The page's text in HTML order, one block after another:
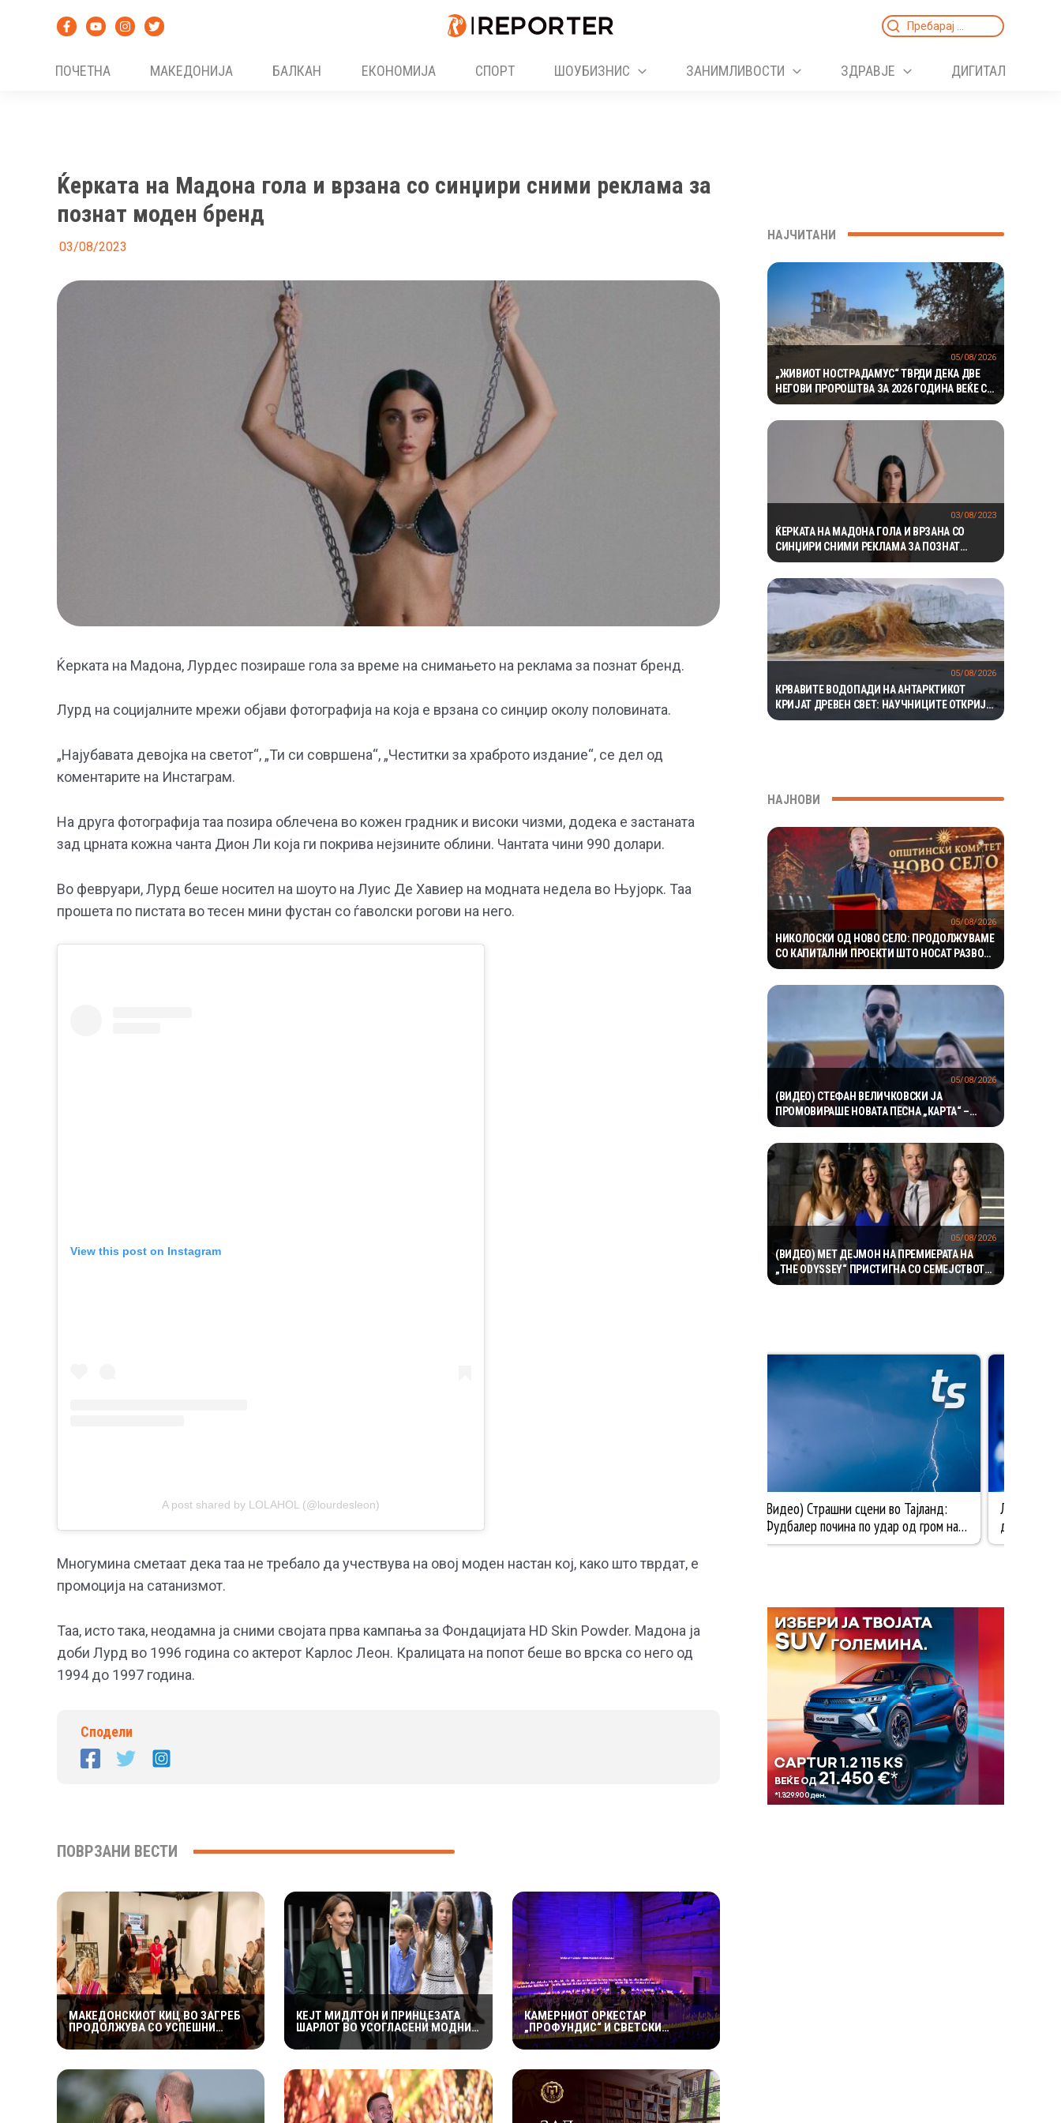
Search
ПОЧЕТНА
МАКЕДОНИЈА БАЛКАН ЕКОНОМИЈА СПОРТ ШОУБИЗНИС ЗАНИМЛИВОСТИ ЗДРАВЈЕ ДИГИТАЛ
Ќерката на Мадона гола и врзана со синџири сними реклама за
познат моден бренд
03/08/2023
Ќерката на Мадона, Лурдес позираше гола за време на снимањето на реклама за познат бренд.
Лурд на социјалните мрежи објави фотографија на која е врзана со синџир околу половината.
„Најубавата девојка на светот“, „Ти си совршена“, „Честитки за храброто издание“, се дел од
коментарите на Инстаграм.
На друга фотографија таа позира облечена во кожен градник и високи чизми, додека е застаната
зад црната кожна чанта Дион Ли која ги покрива нејзините облини. Чантата чини 990 долари.
Во февруари, Лурд беше носител на шоуто на Луис Де Хавиер на модната недела во Њујорк. Таа
прошета по пистата во тесен мини фустан со ѓаволски рогови на него.
View this post on Instagram
A post shared by LOLAHOL (@lourdesleon)
Многумина сметаат дека таа не требало да учествува на овој моден настан кој, како што тврдат, е
промоција на сатанизмот.
Таа, исто така, неодамна ја сними својата прва кампања за Фондацијата HD Skin Powder. Мадона ја
доби Лурд во 1996 година со актерот Карлос Леон. Кралицата на попот беше во врска со него од
1994 до 1997 година.
Сподели
ПОВРЗАНИ ВЕСТИ
МАКЕДОНСКИОТ КИЦ ВО ЗАГРЕБ
ПРОДОЛЖУВА СО УСПЕШНИ
КУЛТУРНИ НАСТАНИ – ГОЛЕМ
ИНТЕРЕС ЗА „ИСТОРИЈА НА
КЕЈТ МИДЛТОН И ПРИНЦЕЗАТА
ШАРЛОТ ВО УСОГЛАСЕНИ МОДНИ
КОМБИНАЦИИ НА ИГРИТЕ НА
КОМОНВЕЛТОТ – КРАЛСКОТО
ЦЕЛОТО ВНИМАНИЕ
КАМЕРНИОТ ОРКЕСТАР
„ПРОФУНДИС“ И СВЕТСКИ
ПОЗНАТИОТ ВИОЛИНИСТ СТЕФАН
МИЛЕНКОВИЌ СО СПЕКТАКУЛАРЕН
НАЈЧИТАНИ
„ЖИВИОТ НОСТРАДАМУС“ ТВРДИ ДЕКА ДВЕ
НЕГОВИ ПРОРОШТВА ЗА 2026 ГОДИНА ВЕЌЕ СЕ
ОСТВАРИЛЕ – СЕГА ПРЕДУПРЕДУВА НА ТРЕТО
05/08/2026
ЌЕРКАТА НА МАДОНА ГОЛА И ВРЗАНА СО
СИНЏИРИ СНИМИ РЕКЛАМА ЗА ПОЗНАТ
МОДЕН БРЕНД
03/08/2023
КРВАВИТЕ ВОДОПАДИ НА АНТАРКТИКОТ
КРИЈАТ ДРЕВЕН СВЕТ: НАУЧНИЦИТЕ ОТКРИЈА
ЕКОСИСТЕМ ИЗОЛИРАН ПОВЕЌЕ ОД 1,5
05/08/2026
НАЈНОВИ
НИКОЛОСКИ ОД НОВО СЕЛО: ПРОДОЛЖУВАМЕ
СО КАПИТАЛНИ ПРОЕКТИ ШТО НОСАТ РАЗВОЈ
И ПОКВАЛИТЕТЕН ЖИВОТ ЗА ГРАЃАНИТЕ
05/08/2026
(ВИДЕО) СТЕФАН ВЕЛИЧКОВСКИ ЈА
ПРОМОВИРАШЕ НОВАТА ПЕСНА „КАРТА“ –
СОВРЕМЕН ЗВУК, СИЛНА ЕМОЦИЈА И
ВПЕЧАТЛИВ ВИДЕОСПОТ
05/08/2026
(ВИДЕО) МЕТ ДЕЈМОН НА ПРЕМИЕРАТА НА
„THE ODYSSEY“ ПРИСТИГНА СО СЕМЕЈСТВОТО
– НЕГОВИТЕ ЌЕРКИ ГИ УКРАДОА СИТЕ
05/08/2026